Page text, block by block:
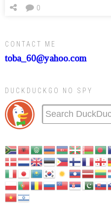
0
CONTACT ME
toba_60@yahoo.com
DUCKDUCKGO NO SPY